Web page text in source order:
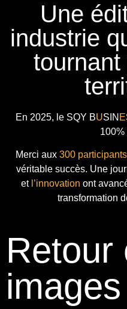
Une
industrie
tournant
En 2025, le SQY BUSIN E
100%
Merci aux 300 participants
véritable succès. Une
et l’innovation ont
transformation
Retour